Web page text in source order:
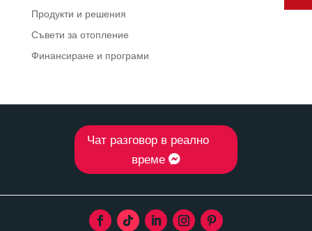
Продукти и решения
Съвети за отопление
Финансиране и програми
Чат разговор в реално
време